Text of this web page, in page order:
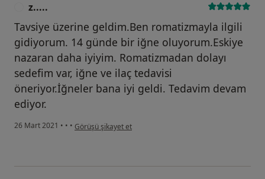
z.....
Tavsiye üzerine geldim.Ben romatizmayla ilgili
gidiyorum. 14 günde bir iğne oluyorum.Eskiye
nazaran daha iyiyim. Romatizmadan dolayı
sedefim var, iğne ve ilaç tedavisi
öneriyor.İğneler bana iyi geldi. Tedavim devam
ediyor.
26 Mart 2021 • • • kullanıcının görüşüne göre z.....
Görüşü şikayet et